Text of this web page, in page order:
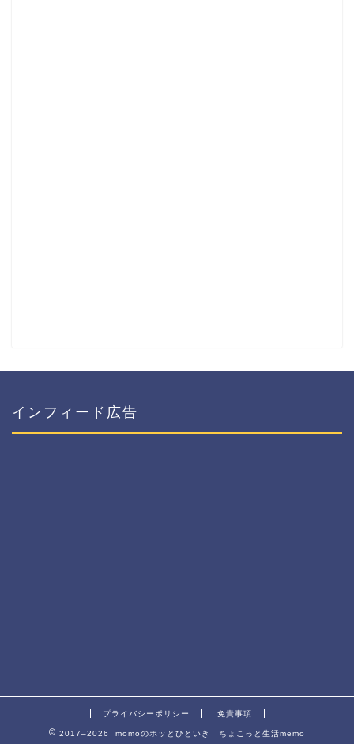
インフィード広告
プライバシーポリシー 免責事項
2017–2026 momoのホッとひといき ちょこっと生活memo